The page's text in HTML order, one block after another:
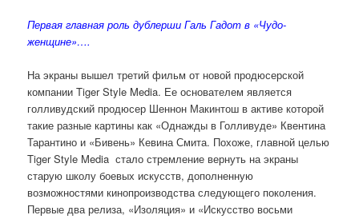
Первая главная роль дублерши Галь Гадот в «Чудо-
женщине»….
На экраны вышел третий фильм от новой продюсерской
компании Tiger Style Media. Ее основателем является
голливудский продюсер Шеннон Макинтош в активе которой
такие разные картины как «Однажды в Голливуде» Квентина
Тарантино и «Бивень» Кевина Смита. Похоже, главной целью
Tiger Style Media стало стремление вернуть на экраны
старую школу боевых искусств, дополненную
возможностями кинопроизводства следующего поколения.
Первые два релиза, «Изоляция» и «Искусство восьми